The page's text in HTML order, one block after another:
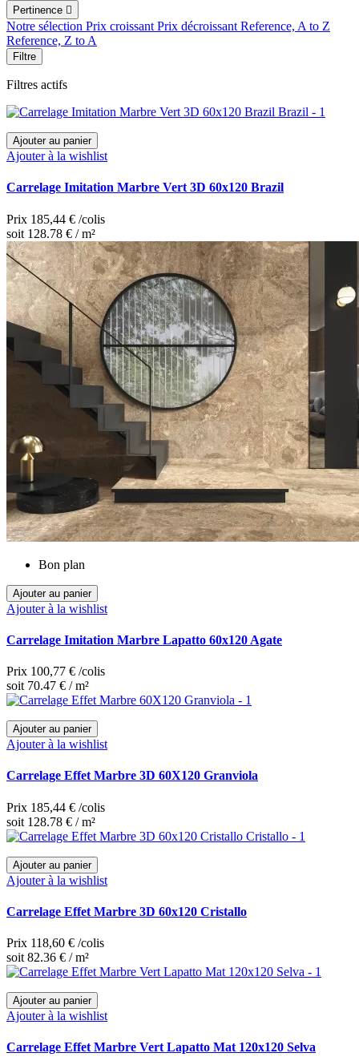
Pertinence 
Notre sélection Prix croissant Prix décroissant Reference, A to Z
Reference, Z to A
Filtre
Filtres actifs
Ajouter au panier
Ajouter à la wishlist
Carrelage Imitation Marbre Vert 3D 60x120 Brazil
Prix 185,44 € /colis
soit 128.78 € / m²
Bon plan
Ajouter au panier
Ajouter à la wishlist
Carrelage Imitation Marbre Lapatto 60x120 Agate
Prix 100,77 € /colis
soit 70.47 € / m²
Ajouter au panier
Ajouter à la wishlist
Carrelage Effet Marbre 3D 60X120 Granviola
Prix 185,44 € /colis
soit 128.78 € / m²
Ajouter au panier
Ajouter à la wishlist
Carrelage Effet Marbre 3D 60x120 Cristallo
Prix 118,60 € /colis
soit 82.36 € / m²
Ajouter au panier
Ajouter à la wishlist
Carrelage Effet Marbre Vert Lapatto Mat 120x120 Selva